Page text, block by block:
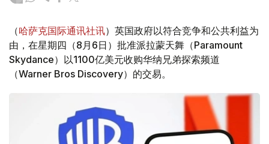
（哈萨克国际通讯社讯）英国政府以符合竞争和公共利益为
由，在星期四（8月6日）批准派拉蒙天舞（Paramount
Skydance）以1100亿美元收购华纳兄弟探索频道
（Warner Bros Discovery）的交易。